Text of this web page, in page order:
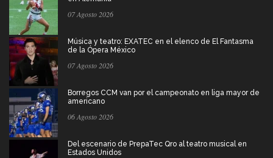
07 Agosto 2026
Música y teatro: EXATEC en el elenco de El Fantasma
de la Ópera México
07 Agosto 2026
Borregos CCM van por el campeonato en liga mayor de
americano
06 Agosto 2026
Del escenario de PrepaTec Qro al teatro musical en
Estados Unidos